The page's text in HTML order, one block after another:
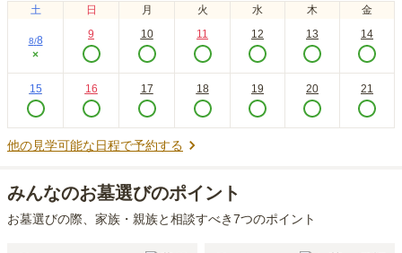
土 日 月 火 水 木 金
8/8
×
9 10 11 12 13 14
15 16 17 18 19 20 21
他の見学可能な日程で予約する
みんなのお墓選びのポイント
お墓選びの際、家族・親族と相談すべき7つのポイント